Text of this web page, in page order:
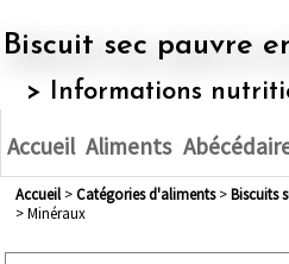
Biscuit sec pauvre
> Informations
Accueil Aliments
Accueil> Catégories d'aliments> biscuits
> Minéraux